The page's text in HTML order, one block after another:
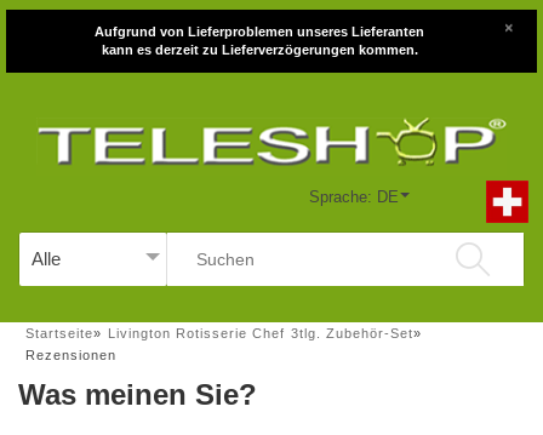
Aufgrund von Lieferproblemen unseres Lieferanten
kann es derzeit zu Lieferverzögerungen kommen.
×
Sprache: DE
Startseite» Livington Rotisserie Chef 3tlg. Zubehör-Set»
Rezensionen
Was meinen Sie?